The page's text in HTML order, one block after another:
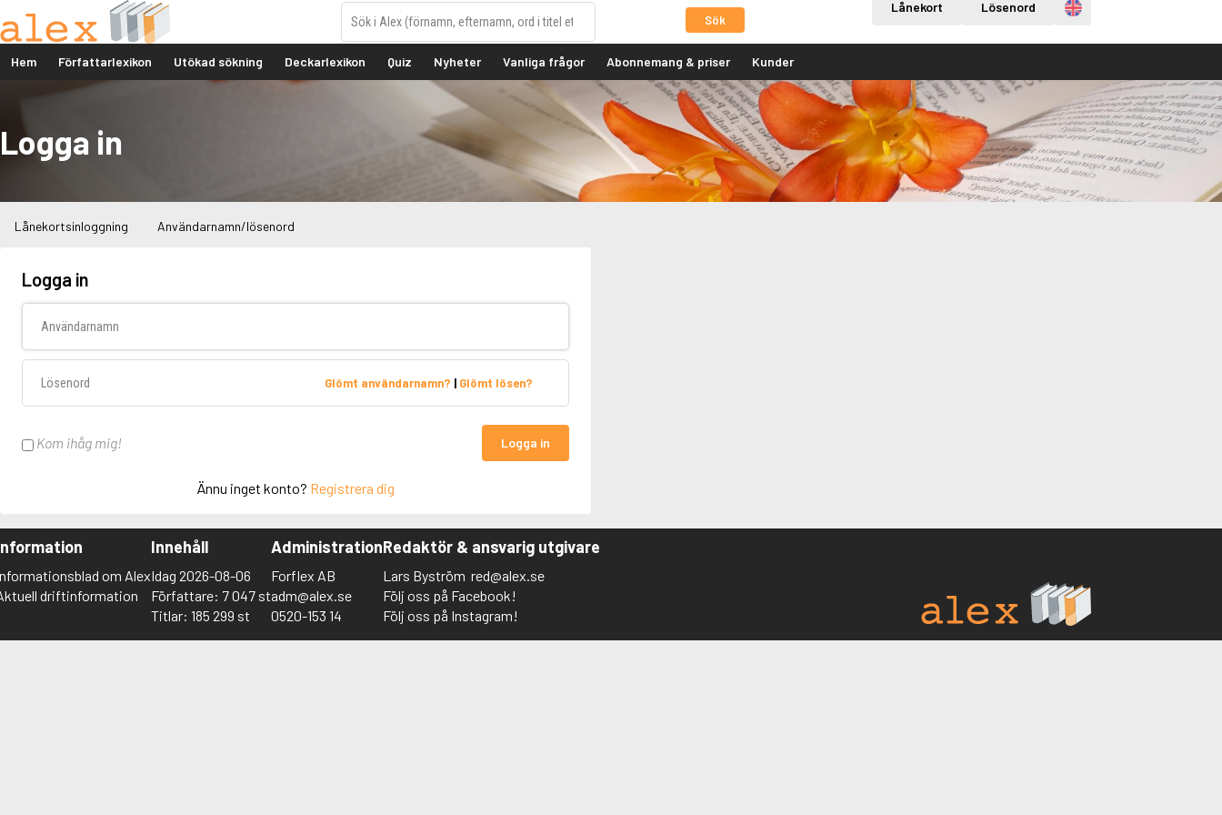
Sök
Lånekort Lösenord Engelska
Hem Författarlexikon Utökad sökning Deckarlexikon Quiz Nyheter Vanliga frågor Abonnemang & priser Kunder
Logga in
Lånekortsinloggning Användarnamn/lösenord
Logga in
Glömt användarnamn? | Glömt lösen?
Kom ihåg mig! Logga in
Ännu inget konto? Registrera dig
om Alex
driftinformation
Innehåll
Idag 2026-08-06
Författare: 7 047 st
Titlar: 185 299 st
Administration
Forflex AB
adm@alex.se
0520-153 14
Redaktör & ansvarig utgivare
Lars Byström red@alex.se
Följ oss på Facebook!
Följ oss på Instagram!